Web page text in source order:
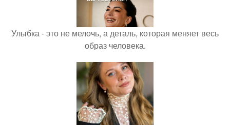
Улыбка - это не мелочь, а деталь, которая меняет весь
образ человека.